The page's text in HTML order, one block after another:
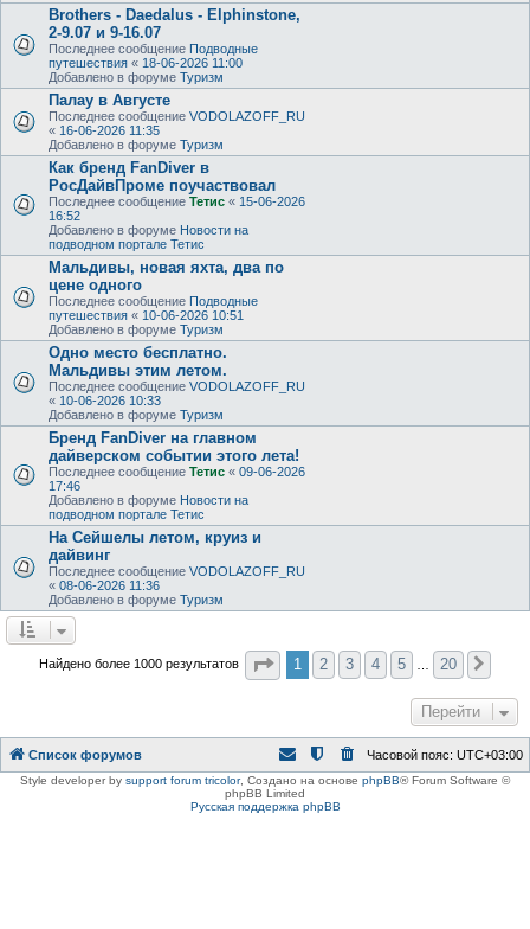
Brothers - Daedalus - Elphinstone,
2-9.07 и 9-16.07
Последнее сообщение Подводные
путешествия « 18-06-2026 11:00
Добавлено в форуме Туризм
Палау в Августе
Последнее сообщение VODOLAZOFF_RU
« 16-06-2026 11:35
Добавлено в форуме Туризм
Как бренд FanDiver в
РосДайвПроме поучаствовал
Последнее сообщение Тетис « 15-06-2026
16:52
Добавлено в форуме Новости на
подводном портале Тетис
Мальдивы, новая яхта, два по
цене одного
Последнее сообщение Подводные
путешествия « 10-06-2026 10:51
Добавлено в форуме Туризм
Одно место бесплатно.
Мальдивы этим летом.
Последнее сообщение VODOLAZOFF_RU
« 10-06-2026 10:33
Добавлено в форуме Туризм
Бренд FanDiver на главном
дайверском событии этого лета!
Последнее сообщение Тетис « 09-06-2026
17:46
Добавлено в форуме Новости на
подводном портале Тетис
На Сейшелы летом, круиз и
дайвинг
Последнее сообщение VODOLAZOFF_RU
« 08-06-2026 11:36
Добавлено в форуме Туризм
Найдено более 1000 результатов Страница1 из
1 2 3 4 5 20
Перейти
Список форумов Часовой пояс: UTC+03:00
Style developer by support forum tricolor, Создано на основе phpBB® Forum Software ©
phpBB Limited
Русская поддержка phpBB